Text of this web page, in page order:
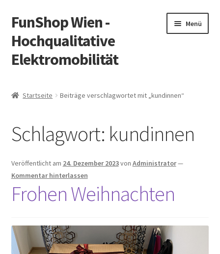
Zur
Navigation
springen
Zum
Inhalt
springen
FunShop Wien -
Hochqualitative
Elektromobilität
Menü
Vorsicht Internetbetrug
öffnen
Über FunShop
Impressum
Startseite Beiträge verschlagwortet mit „kundinnen“
Schlagwort: kundinnen
Veröffentlicht am 24. Dezember 2023von Administrator—
Kommentar hinterlassen
Frohen Weihnachten